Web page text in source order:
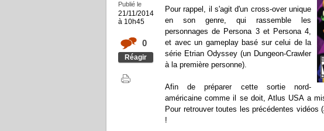
Publié le
21/11/2014
à 10h45
0
Réagir
Pour rappel, il s'agit d'un cross-over unique
en son genre, qui rassemble les
personnages de Persona 3 et Persona 4,
et avec un gameplay basé sur celui de la
série Etrian Odyssey (un Dungeon-Crawler
à la première personne).
Afin de préparer cette sortie nord-
américaine comme il se doit, Atlus USA a
Pour retrouver toutes les précédentes vidéos
!